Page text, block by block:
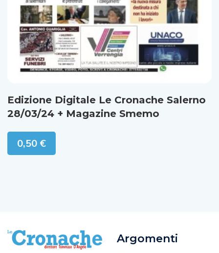
Edizione Digitale Le Cronache Salerno
28/03/24 + Magazine Smemo
0,50 €
Argomenti